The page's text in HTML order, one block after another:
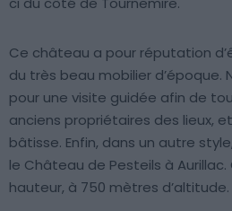
Ce château a pour réputation
du très beau mobilier d’époque.
pour une visite guidée afin de
anciens propriétaires des lieux,
bâtisse. Enfin, dans un autre
le Château de Pesteils à
hauteur, à 750 mètres d’altitude.